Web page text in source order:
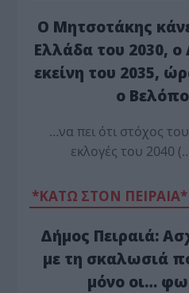
Ο Μητσοτάκης
Ελλάδα του 2030,
εκείνη του 2035,
ο
…να πει ότι στόχος
εκλογές του 2040
*ΚΑΤΩ ΣΤΟΝ
Δήμος Πειραιά:
με τη σκαλωσιά
μόνο οι…